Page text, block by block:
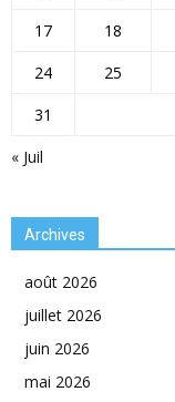
« Juil
17
18
24
25
31
Archives
août 2026
juillet 2026
juin 2026
mai 2026